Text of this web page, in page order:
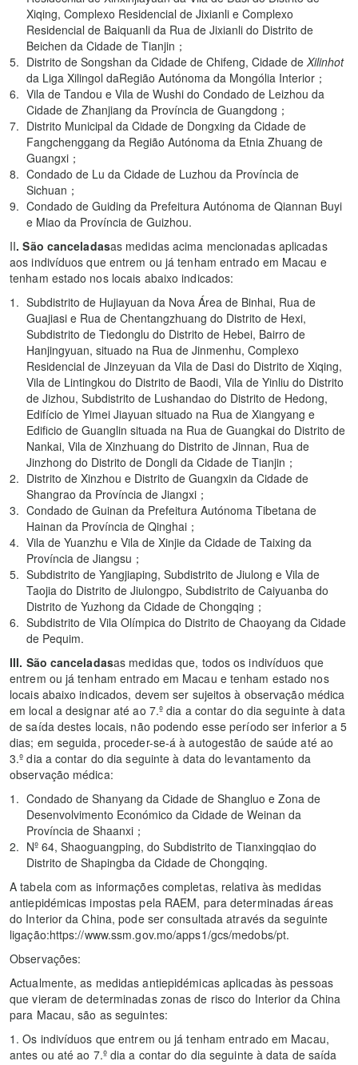
Xiqing, Complexo Residencial de Jixianli e Complexo
Residencial de Baiquanli da Rua de Jixianli do Distrito de
Beichen da Cidade de Tianjin；
Distrito de Songshan da Cidade de Chifeng, Cidade de Xilinhot
da Liga Xilingol daRegião Autónoma da Mongólia Interior；
Vila de Tandou e Vila de Wushi do Condado de Leizhou da
Cidade de Zhanjiang da Província de Guangdong；
Distrito Municipal da Cidade de Dongxing da Cidade de
Fangchenggang da Região Autónoma da Etnia Zhuang de
Guangxi；
Condado de Lu da Cidade de Luzhou da Província de
Sichuan；
Condado de Guiding da Prefeitura Autónoma de Qiannan Buyi
e Miao da Província de Guizhou.
II. São canceladasas medidas acima mencionadas aplicadas
aos indivíduos que entrem ou já tenham entrado em Macau e
tenham estado nos locais abaixo indicados:
Subdistrito de Hujiayuan da Nova Área de Binhai, Rua de
Guajiasi e Rua de Chentangzhuang do Distrito de Hexi,
Subdistrito de Tiedonglu do Distrito de Hebei, Bairro de
Hanjingyuan, situado na Rua de Jinmenhu, Complexo
Residencial de Jinzeyuan da Vila de Dasi do Distrito de Xiqing,
Vila de Lintingkou do Distrito de Baodi, Vila de Yinliu do Distrito
de Jizhou, Subdistrito de Lushandao do Distrito de Hedong,
Edifício de Yimei Jiayuan situado na Rua de Xiangyang e
Edificio de Guanglin situada na Rua de Guangkai do Distrito de
Nankai, Vila de Xinzhuang do Distrito de Jinnan, Rua de
Jinzhong do Distrito de Dongli da Cidade de Tianjin；
Distrito de Xinzhou e Distrito de Guangxin da Cidade de
Shangrao da Província de Jiangxi；
Condado de Guinan da Prefeitura Autónoma Tibetana de
Hainan da Província de Qinghai；
Vila de Yuanzhu e Vila de Xinjie da Cidade de Taixing da
Província de Jiangsu；
Subdistrito de Yangjiaping, Subdistrito de Jiulong e Vila de
Taojia do Distrito de Jiulongpo, Subdistrito de Caiyuanba do
Distrito de Yuzhong da Cidade de Chongqing；
Subdistrito de Vila Olímpica do Distrito de Chaoyang da Cidade
de Pequim.
III. São canceladasas medidas que, todos os indivíduos que
entrem ou já tenham entrado em Macau e tenham estado nos
locais abaixo indicados, devem ser sujeitos à observação médica
em local a designar até ao 7.º dia a contar do dia seguinte à data
de saída destes locais, não podendo esse período ser inferior a 5
dias; em seguida, proceder-se-á à autogestão de saúde até ao
3.º dia a contar do dia seguinte à data do levantamento da
observação médica:
Condado de Shanyang da Cidade de Shangluo e Zona de
Desenvolvimento Económico da Cidade de Weinan da
Província de Shaanxi；
Nº 64, Shaoguangping, do Subdistrito de Tianxingqiao do
Distrito de Shapingba da Cidade de Chongqing.
A tabela com as informações completas, relativa às medidas
antiepidémicas impostas pela RAEM, para determinadas áreas
do Interior da China, pode ser consultada através da seguinte
ligação:https://www.ssm.gov.mo/apps1/gcs/medobs/pt.
Observações:
Actualmente, as medidas antiepidémicas aplicadas às pessoas
que vieram de determinadas zonas de risco do Interior da China
para Macau, são as seguintes:
1. Os indivíduos que entrem ou já tenham entrado em Macau,
antes ou até ao 7.º dia a contar do dia seguinte à data de saída